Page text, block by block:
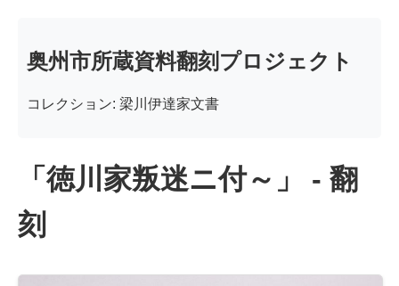
奥州市所蔵資料翻刻プロジェクト
コレクション: 梁川伊達家文書
「徳川家叛迷ニ付～」 - 翻
刻